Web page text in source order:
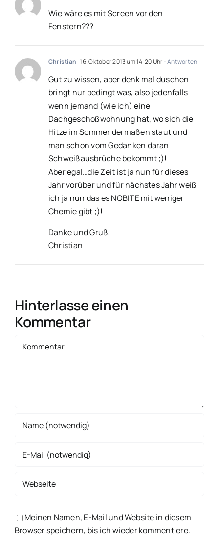
Wie wäre es mit Screen vor den
Fenstern???
Christian 16. Oktober 2013 um 14:20 Uhr- Antworten
Gut zu wissen, aber denk mal duschen
bringt nur bedingt was, also jedenfalls
wenn jemand (wie ich) eine
Dachgeschoßwohnung hat, wo sich die
Hitze im Sommer dermaßen staut und
man schon vom Gedanken daran
Schweißausbrüche bekommt ;)!
Aber egal…die Zeit ist ja nun für dieses
Jahr vorüber und für nächstes Jahr weiß
ich ja nun das es NOBITE mit weniger
Chemie gibt ;)!
Danke und Gruß,
Christian
Hinterlasse einen
Kommentar
Meinen Namen, E-Mail und Website in diesem
Browser speichern, bis ich wieder kommentiere.